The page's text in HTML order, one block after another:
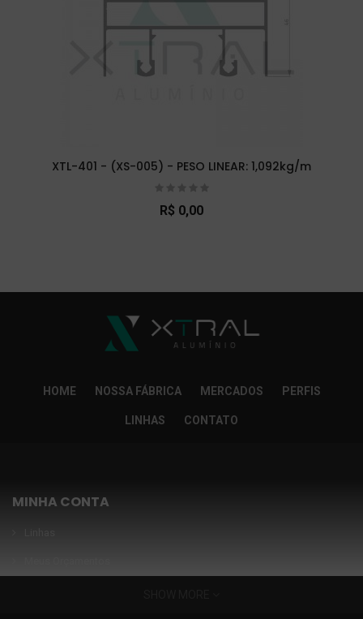
XTL-401 - (XS-005) - PESO LINEAR: 1,092kg/m
R$ 0,00
HOME NOSSA FÁBRICA MERCADOS PERFIS
LINHAS CONTATO
MINHA CONTA